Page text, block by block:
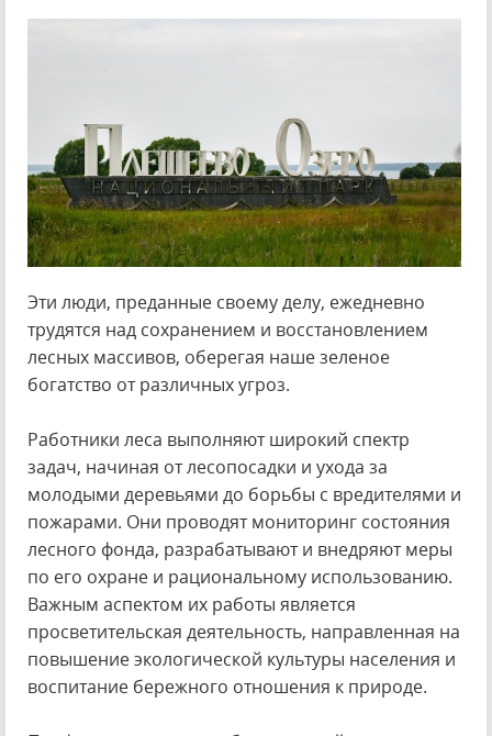
Эти люди, преданные своему делу, ежедневно
трудятся над сохранением и восстановлением
лесных массивов, оберегая наше зеленое
богатство от различных угроз.
Работники леса выполняют широкий спектр
задач, начиная от лесопосадки и ухода за
молодыми деревьями до борьбы с вредителями и
пожарами. Они проводят мониторинг состояния
лесного фонда, разрабатывают и внедряют меры
по его охране и рациональному использованию.
Важным аспектом их работы является
просветительская деятельность, направленная на
повышение экологической культуры населения и
воспитание бережного отношения к природе.